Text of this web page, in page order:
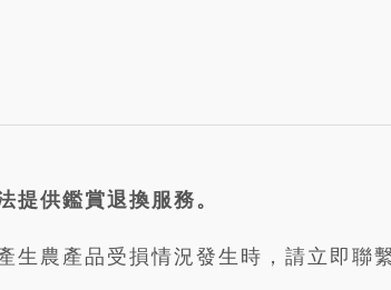
供鑑賞退換服務。
生農產品受損情況發生時，請立即聯